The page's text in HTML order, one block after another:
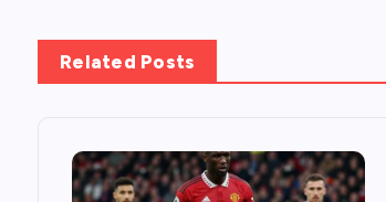
ề
u
Related Posts